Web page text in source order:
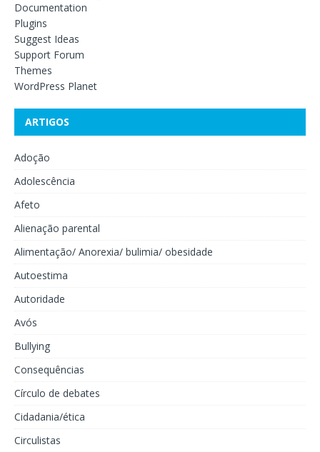
Documentation
Plugins
Suggest Ideas
Support Forum
Themes
WordPress Planet
ARTIGOS
Adoção
Adolescência
Afeto
Alienação parental
Alimentação/ Anorexia/ bulimia/ obesidade
Autoestima
Autoridade
Avós
Bullying
Consequências
Círculo de debates
Cidadania/ética
Circulistas